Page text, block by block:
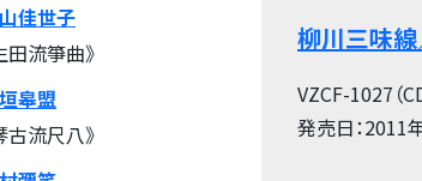
柳川三味線
VZCF-1027（
発売日：2011
佳世子
田流箏曲》
皋盟
古流尺八》